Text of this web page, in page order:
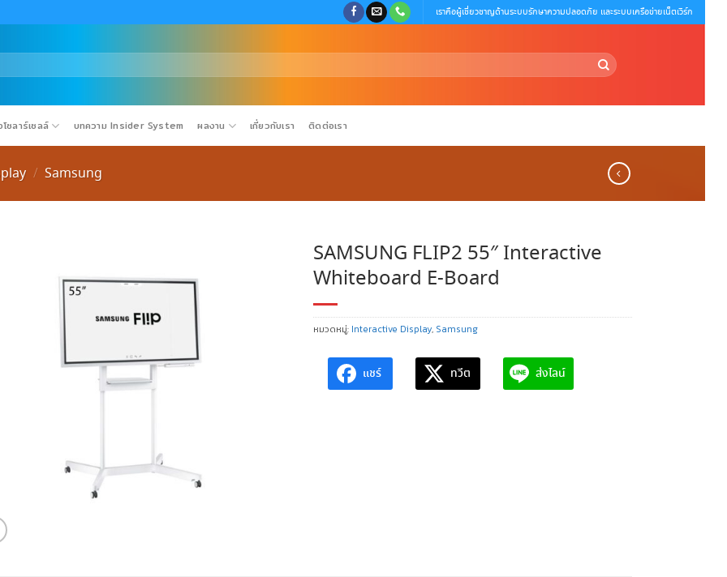
เราคือผู้เชี่ยวชาญด้านระบบรักษาความปลอดภัย และระบบเครือข่ายเน็ตเวิร์ก
ซลาร์เซลล์ บทความ Insider System ผลงาน เกี่ยวกับเรา ติดต่อเรา
/ Samsung
SAMSUNG FLIP2 55″ Interactive
Whiteboard E-Board
หมวดหมู่: Interactive Display, Samsung
แชร์ ทวีต ส่งไลน์